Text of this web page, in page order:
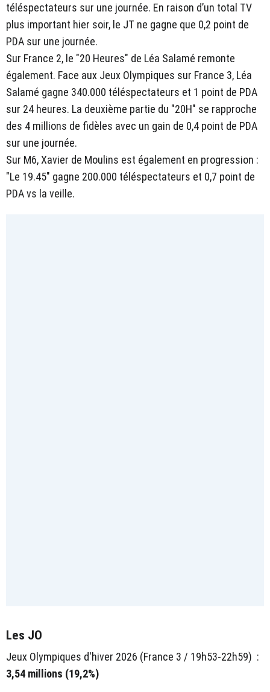
téléspectateurs sur une journée. En raison d’un total TV
plus important hier soir, le JT ne gagne que 0,2 point de
PDA sur une journée.
Sur France 2, le "20 Heures" de Léa Salamé remonte
également. Face aux Jeux Olympiques sur France 3, Léa
Salamé gagne 340.000 téléspectateurs et 1 point de PDA
sur 24 heures. La deuxième partie du "20H" se rapproche
des 4 millions de fidèles avec un gain de 0,4 point de PDA
sur une journée.
Sur M6, Xavier de Moulins est également en progression :
"Le 19.45" gagne 200.000 téléspectateurs et 0,7 point de
PDA vs la veille.
Les JO
Jeux Olympiques d'hiver 2026 (France 3 / 19h53-22h59) :
3,54 millions (19,2%)